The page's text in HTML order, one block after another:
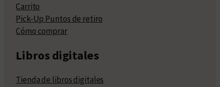
Carrito
Pick-Up Puntos de retiro
Cómo comprar
Libros digitales
Tienda de libros digitales